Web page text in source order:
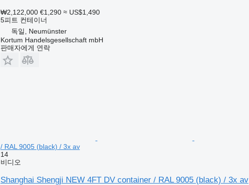
₩2,122,000 €1,290 ≈ US$1,490
5피트 컨테이너
독일, Neumünster
Kortum Handelsgesellschaft mbH
판매자에게 연락
/ RAL 9005 (black) / 3x av
14
비디오
Shanghai Shengji NEW 4FT DV container / RAL 9005 (black) / 3x av